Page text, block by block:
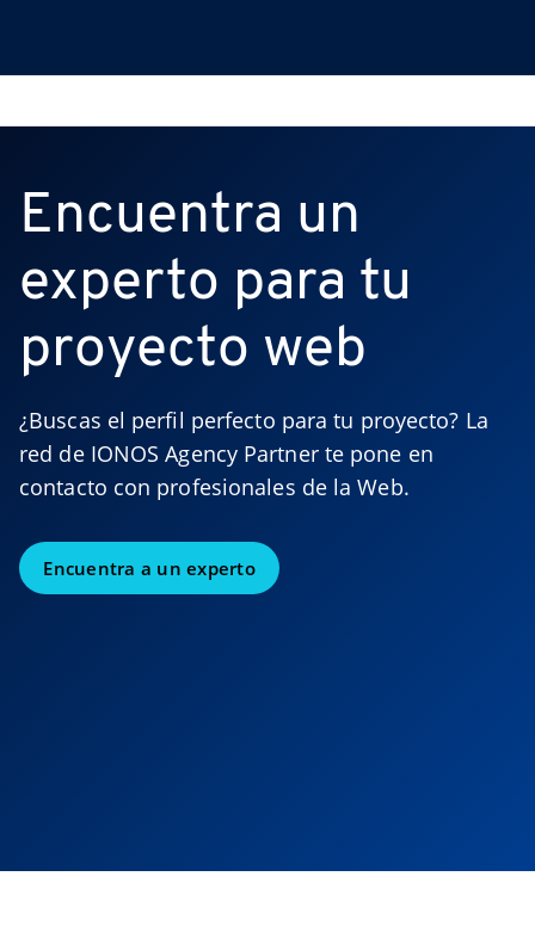
Encuentra un
experto para tu
proyecto web
¿Buscas el perfil perfecto para tu proyecto? La
red de IONOS Agency Partner te pone en
contacto con profesionales de la Web.
Encuentra a un experto